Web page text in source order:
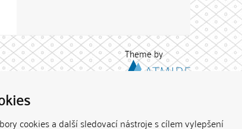
cookies a další sledovací nástroje s cílem vylepšení
Theme by